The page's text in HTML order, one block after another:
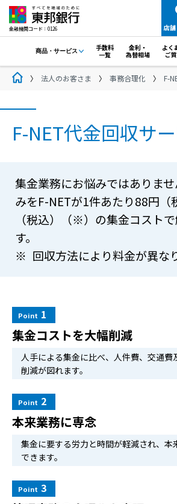
金融機関コード：0126 店
商品・サービス
手数料
一覧
金利・
為替相場
よく
ご
法人のお客さま 事務合理化 F-
F-NET代金回収サ
集金業務にお悩みではありま
みをF-NETが1件あたり88円（
（税込）（※）の集金コスト
す。
回収方法により料金が異な
Point 1
集金コストを大幅削減
人手による集金に比べ、人件費、交通費
削減が図れます。
Point 2
本来業務に専念
集金に要する労力と時間が軽減され、本
できます。
Point 3